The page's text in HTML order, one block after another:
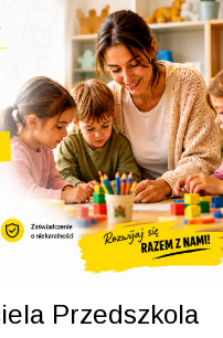
Przedszkola